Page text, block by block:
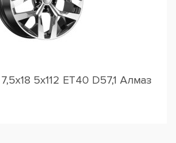
5x112 ET40 D57,1 Алмаз